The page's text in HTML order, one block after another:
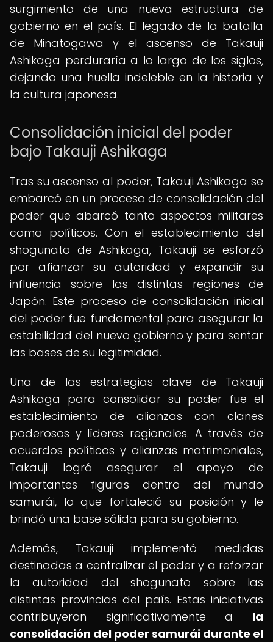
surgimiento de una nueva estructura de
gobierno en el país. El legado de la batalla
de Minatogawa y el ascenso de Takauji
Ashikaga perduraría a lo largo de los siglos,
dejando una huella indeleble en la historia y
la cultura japonesa.
Consolidación inicial del poder
bajo Takauji Ashikaga
Tras su ascenso al poder, Takauji Ashikaga se
embarcó en un proceso de consolidación del
poder que abarcó tanto aspectos militares
como políticos. Con el establecimiento del
shogunato de Ashikaga, Takauji se esforzó
por afianzar su autoridad y expandir su
influencia sobre las distintas regiones de
Japón. Este proceso de consolidación inicial
del poder fue fundamental para asegurar la
estabilidad del nuevo gobierno y para sentar
las bases de su legitimidad.
Una de las estrategias clave de Takauji
Ashikaga para consolidar su poder fue el
establecimiento de alianzas con clanes
poderosos y líderes regionales. A través de
acuerdos políticos y alianzas matrimoniales,
Takauji logró asegurar el apoyo de
importantes figuras dentro del mundo
samurái, lo que fortaleció su posición y le
brindó una base sólida para su gobierno.
Además, Takauji implementó medidas
destinadas a centralizar el poder y a reforzar
la autoridad del shogunato sobre las
distintas provincias del país. Estas iniciativas
contribuyeron significativamente a la
consolidación del poder samurái durante el